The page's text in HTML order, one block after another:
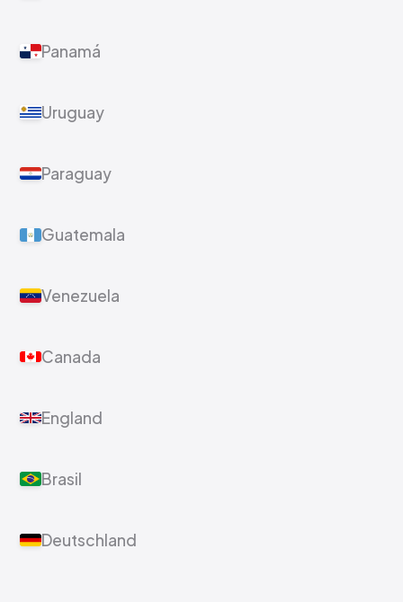
Panamá
Uruguay
Paraguay
Guatemala
Venezuela
Canada
England
Brasil
Deutschland